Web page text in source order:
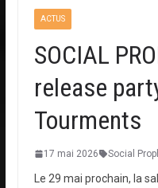
ACTUS
SOCIAL
release
Tourments
17 mai 2026 Social
Le 29 mai prochain, la